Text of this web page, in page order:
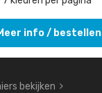
info / bestellen
bekijken